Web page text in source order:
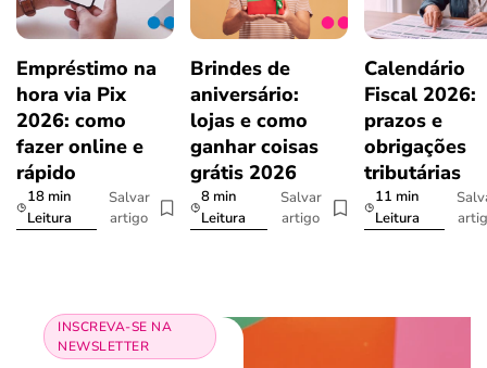
Empréstimo na
hora via Pix
2026: como
fazer online e
rápido
18 min
Leitura
Salvar
artigo
Brindes de
aniversário:
lojas e como
ganhar coisas
grátis 2026
8 min
Leitura
Salvar
artigo
Calendário
Fiscal 2026:
prazos e
obrigações
tributárias
11 min
Leitura
INSCREVA-SE NA
NEWSLETTER